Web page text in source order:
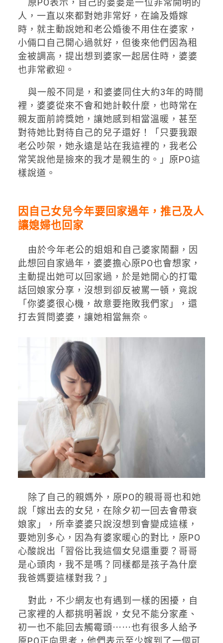
原PO表示，自己的婆婆是一位非常開明的
人，一直以來都對她非常好，在論及婚嫁
時，就主動說她和老公婚後不用住在婆家，
小倆口自己開心過就好，但後來他們因為租
金被調高，提出想到婆家一起居住時，婆婆
也非常歡迎。
與一般不同是，和婆婆同住大約3年的時間
裡，婆婆從來不會和她計較什麼，也時常在
親友面前誇獎她，讓她感到相當溫暖，甚至
對待她比對待自己的兒子還好！「只要我跟
老公吵架，她永遠是站在我這裡的，我老公
常笑說他是撿來的我才是親生的。」原PO這
樣說道。
因自己女兒今年要回家過年，推己及人
讓媳婦也回家
由於今年老公的姐姐和自己婆家鬧翻，因
此想回自家過年，婆婆擔心原PO也會想家，
主動提出她可以回家過，於是她開心的打電
話回娘家分享，沒想到卻反被罵一頓，竟說
「你婆婆很心機，故意要拖敗我們家」，還
打去質問婆婆，讓她相當無奈。
除了自己的親媽外，原PO的親哥哥也和她
說「嫁出去的女兒，在除夕初一回去會帶衰
娘家」，所幸婆婆只說沒想到會變成這樣，
要她別多心，因為有婆家暖心的對比，原PO
心酸說出「習俗比我這個女兒還重要？哥哥
是心頭肉，我不是嗎？同樣都是孩子為什麼
我爸媽要這樣對我？」
對此，不少網友也有遇到一樣的困擾，自
己家裡的人都挑明著說，女兒不能分家產、
初一也不能回去觸霉頭⋯⋯也有很多人給予
原PO正向思考，他們表示至少嫁到了一個可